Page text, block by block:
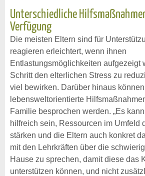
Unterschiedliche
Verfügung
Die meisten Eltern sind für
reagieren erleichtert, wenn ihnen
Entlastungsmöglichkeiten aufgezeigt
Schritt den elterlichen Stress zu
viel bewirken. Darüber hinaus
lebensweltorientierte
Familie besprochen werden. „Es
hilfreich sein, Ressourcen im Umfeld
stärken und die Eltern auch konkret
mit den Lehrkräften über die
Hause zu sprechen, damit diese das
unterstützen können, und nicht